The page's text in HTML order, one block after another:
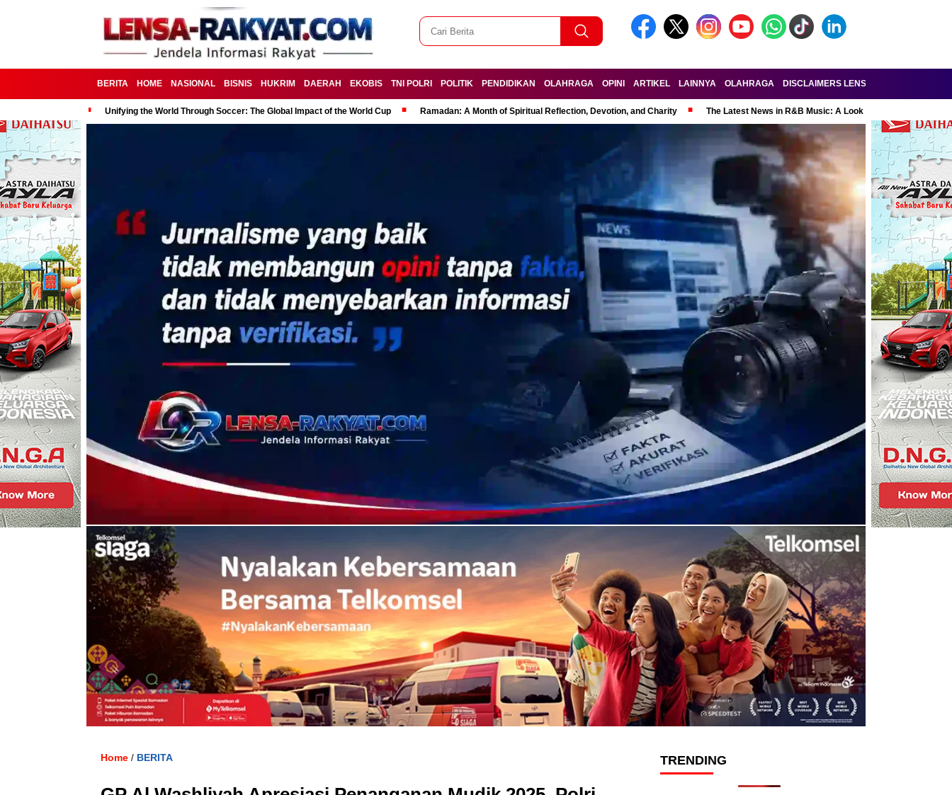
BERITA HOME NASIONAL BISNIS HUKRIM DAERAH EKOBIS TNI POLRI POLITIK PENDIDIKAN OLAHRAGA OPINI ARTIKEL LAINNYA OLAHRAGA DISCLAIMERS LENSA-RAKYAT.COM
Unifying the World Through Soccer: The Global Impact of the World Cup Ramadan: A Month of Spiritual Reflection, Devotion, and Charity The Latest News in R&B Music: A Look at Super Bowl
Home / BERITA TRENDING